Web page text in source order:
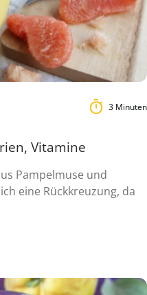
3 Minuten
Vitamine
Pampelmuse und
eine Rückkreuzung, da